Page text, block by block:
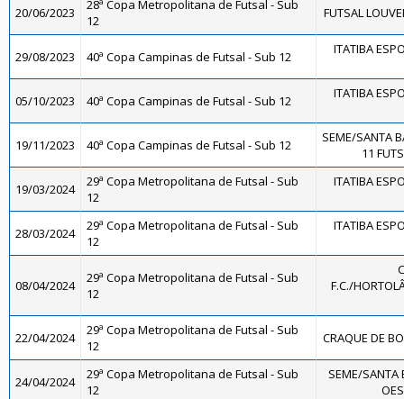
20/06/2023
28ª Copa Metropolitana de Futsal - Sub
12
FUTSAL
29/08/2023 40ª Copa Campinas de Futsal - Sub 12 ITATIBA
05/10/2023 40ª Copa Campinas de Futsal - Sub 12 ITATIBA
19/11/2023 40ª Copa Campinas de Futsal - Sub 12
SEME/SANTA
11
19/03/2024
29ª Copa Metropolitana de Futsal - Sub
12
ITATIBA
28/03/2024
29ª Copa Metropolitana de Futsal - Sub
12
ITATIBA
08/04/2024
29ª Copa Metropolitana de Futsal - Sub
12
F.C./
22/04/2024
29ª Copa Metropolitana de Futsal - Sub
12
CRAQUE DE
24/04/2024
29ª Copa Metropolitana de Futsal - Sub
12
SEME/SANTA